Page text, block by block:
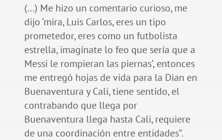
(…) Me hizo un comentario curioso, me
dijo ‘mira, Luis Carlos, eres un tipo
prometedor, eres como un futbolista
estrella, imagínate lo feo que sería que a
Messi le rompieran las piernas’, entonces
me entregó hojas de vida para la Dian en
Buenaventura y Cali, tiene sentido, el
contrabando que llega por
Buenaventura llega hasta Cali, requiere
de una coordinación entre entidades”.